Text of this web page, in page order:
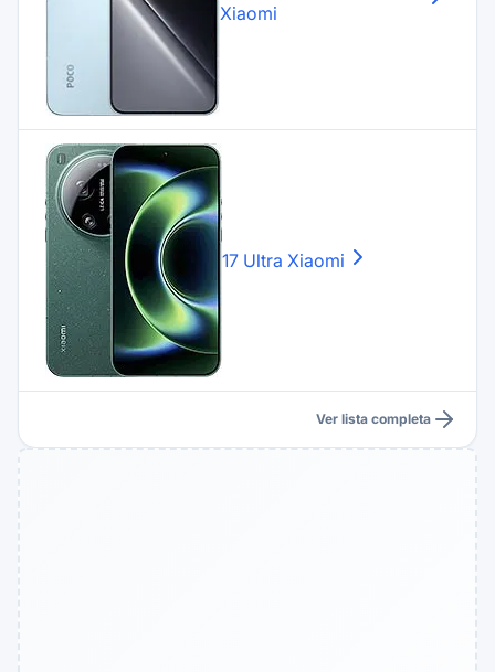
Xiaomi
17 Ultra Xiaomi
Ver lista completa